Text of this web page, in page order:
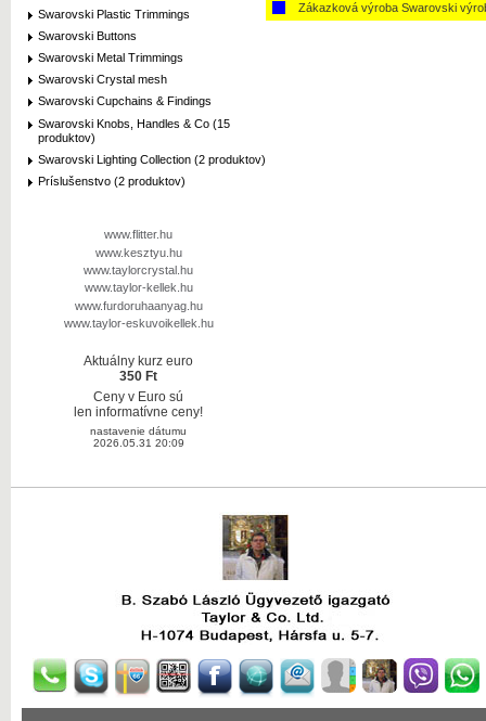
Swarovski Plastic Trimmings
Swarovski Buttons
Swarovski Metal Trimmings
Swarovski Crystal mesh
Swarovski Cupchains & Findings
Swarovski Knobs, Handles & Co (15
produktov)
Swarovski Lighting Collection (2 produktov)
Príslušenstvo (2 produktov)
www.flitter.hu
www.kesztyu.hu
www.taylorcrystal.hu
www.taylor-kellek.hu
www.furdoruhaanyag.hu
www.taylor-eskuvoikellek.hu
Aktuálny kurz euro
350 Ft
Ceny v Euro sú
len informatívne ceny!
nastavenie dátumu
2026.05.31 20:09
Zákazková výroba Swarovski